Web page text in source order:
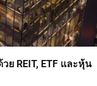
REIT, ETF และหุ้น